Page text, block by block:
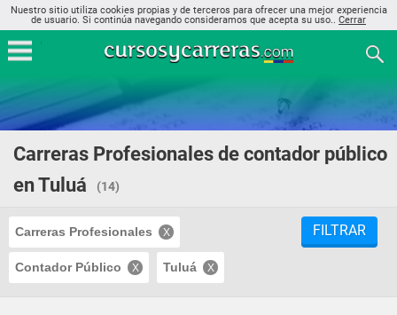
Nuestro sitio utiliza cookies propias y de terceros para ofrecer una mejor experiencia
de usuario. Si continúa navegando consideramos que acepta su uso.. Cerrar
Carreras Profesionales de contador público
en Tuluá
(14)
Carreras Profesionales
Contador Público Tuluá
FILTRAR